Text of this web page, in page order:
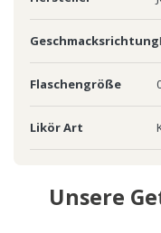
Geschmacksrichtung
Flaschengröße
Likör Art
Unsere